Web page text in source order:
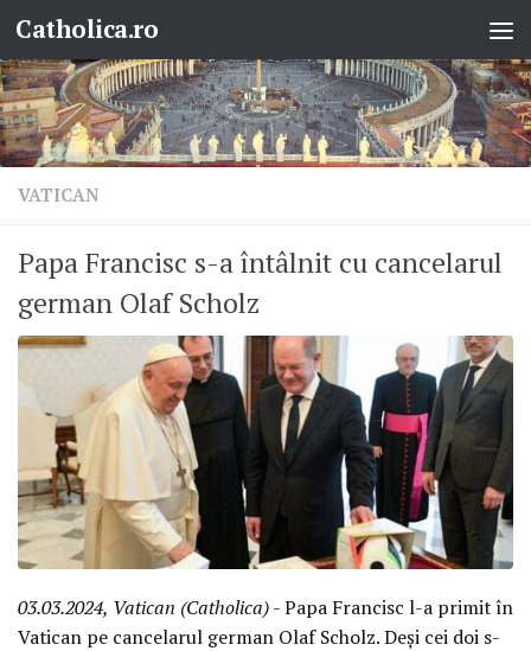
Skip to content
Catholica.ro
VATICAN
Papa Francisc s-a întâlnit cu cancelarul
german Olaf Scholz
03.03.2024, Vatican (Catholica)- Papa Francisc l-a primit în
Vatican pe cancelarul german Olaf Scholz. Deși cei doi s-